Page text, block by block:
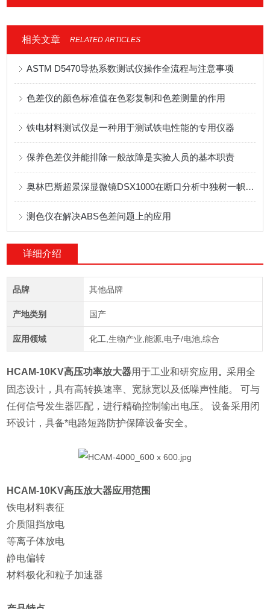
相关文章 RELATED ARTICLES
ASTM D5470导热系数测试仪操作全流程与注意事项
色差仪的颜色标准值在色彩复制和色差测量的作用
铁电材料测试仪是一种用于测试铁电性能的专用仪器
保养色差仪并能排除一般故障是实验人员的基本职责
奥林巴斯超景深显微镜DSX1000在断口分析中独树一帜的表现
测色仪在解决ABS色差问题上的应用
详细介绍
品牌 其他品牌
产地类别 国产
应用领域 化工,生物产业,能源,电子/电池,综合
HCAM-10KV高压功率放大器用于工业和研究应用 。采用全
固态设计，具有高转换速率、宽脉宽以及低噪声性能。 可与
任何信号发生器匹配，进行精确控制输出电压。 设备采用闭
环设计，具备*电路短路防护保障设备安全。
HCAM-10KV高压放大器应用范围
铁电材料表征
介质阻挡放电
等离子体放电
静电偏转
材料极化和粒子加速器